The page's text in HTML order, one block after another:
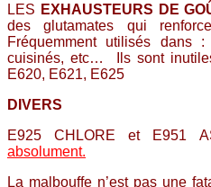
LES EXHAUSTEURS DE
des glutamates qui
Fréquemment utilisés dans
cuisinés, etc… Ils sont
E620, E621, E625
DIVERS
E925 CHLORE et E951
absolument.
La malbouffe n’est pas une